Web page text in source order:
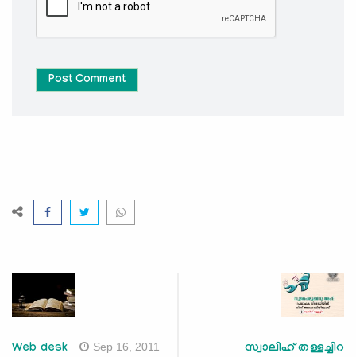
Post Comment
Web desk Sep 16, 2011 സ്വാലിഹ് തള്ളച്ചിറ